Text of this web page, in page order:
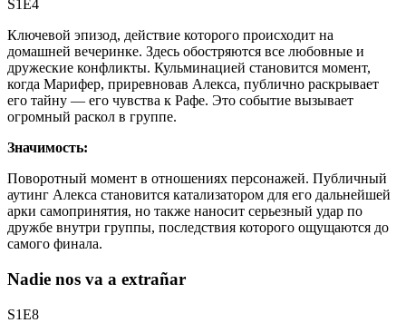
S1E4
Ключевой эпизод, действие которого происходит на
домашней вечеринке. Здесь обостряются все любовные и
дружеские конфликты. Кульминацией становится момент,
когда Марифер, приревновав Алекса, публично раскрывает
его тайну — его чувства к Рафе. Это событие вызывает
огромный раскол в группе.
Значимость:
Поворотный момент в отношениях персонажей. Публичный
аутинг Алекса становится катализатором для его дальнейшей
арки самопринятия, но также наносит серьезный удар по
дружбе внутри группы, последствия которого ощущаются до
самого финала.
Nadie nos va a extrañar
S1E8